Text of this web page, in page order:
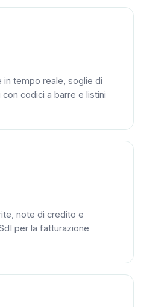
in tempo reale, soglie di
codici a barre e listini
note di credito e
per la fatturazione